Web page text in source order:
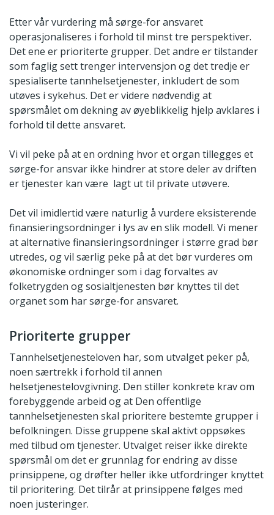
Etter vår vurdering må sørge-for ansvaret
operasjonaliseres i forhold til minst tre perspektiver.
Det ene er prioriterte grupper. Det andre er tilstander
som faglig sett trenger intervensjon og det tredje er
spesialiserte tannhelsetjenester, inkludert de som
utøves i sykehus. Det er videre nødvendig at
spørsmålet om dekning av øyeblikkelig hjelp avklares i
forhold til dette ansvaret.
Vi vil peke på at en ordning hvor et organ tillegges et
sørge-for ansvar ikke hindrer at store deler av driften
er tjenester kan være lagt ut til private utøvere.
Det vil imidlertid være naturlig å vurdere eksisterende
finansieringsordninger i lys av en slik modell. Vi mener
at alternative finansieringsordninger i større grad bør
utredes, og vil særlig peke på at det bør vurderes om
økonomiske ordninger som i dag forvaltes av
folketrygden og sosialtjenesten bør knyttes til det
organet som har sørge-for ansvaret.
Prioriterte grupper
Tannhelsetjenesteloven har, som utvalget peker på,
noen særtrekk i forhold til annen
helsetjenestelovgivning. Den stiller konkrete krav om
forebyggende arbeid og at Den offentlige
tannhelsetjenesten skal prioritere bestemte grupper i
befolkningen. Disse gruppene skal aktivt oppsøkes
med tilbud om tjenester. Utvalget reiser ikke direkte
spørsmål om det er grunnlag for endring av disse
prinsippene, og drøfter heller ikke utfordringer knyttet
til prioritering. Det tilrår at prinsippene følges med
noen justeringer.